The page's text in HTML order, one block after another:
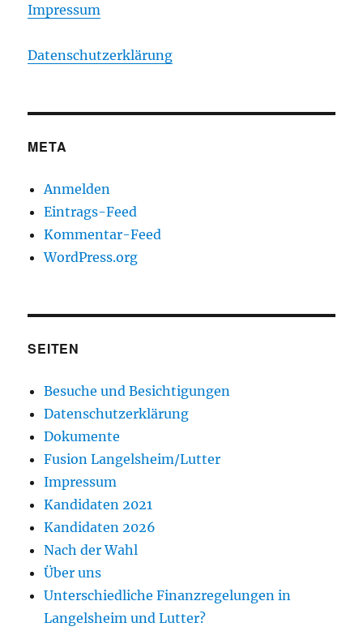
Impressum
Datenschutzerklärung
META
Anmelden
Eintrags-Feed
Kommentar-Feed
WordPress.org
SEITEN
Besuche und Besichtigungen
Datenschutzerklärung
Dokumente
Fusion Langelsheim/Lutter
Impressum
Kandidaten 2021
Kandidaten 2026
Nach der Wahl
Über uns
Unterschiedliche Finanzregelungen in
Langelsheim und Lutter?